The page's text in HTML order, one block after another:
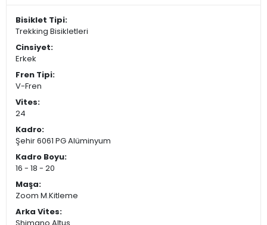
Bisiklet Tipi:
Trekking Bisikletleri
Cinsiyet:
Erkek
Fren Tipi:
V-Fren
Vites:
24
Kadro:
Şehir 6061 PG Alüminyum
Kadro Boyu:
16 - 18 - 20
Maşa:
Zoom M.Kitleme
Arka Vites: